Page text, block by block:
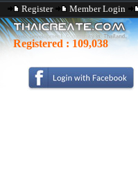
Register Member Login
Registered : 109,038